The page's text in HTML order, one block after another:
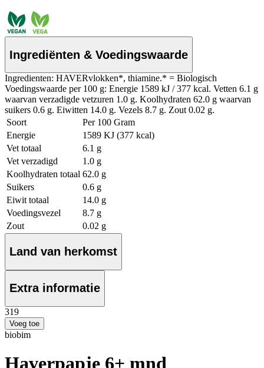
Ingrediënten & Voedingswaarde
Ingredienten: HAVERvlokken*, thiamine.* = Biologisch
Voedingswaarde per 100 g: Energie 1589 kJ / 377 kcal. Vetten 6.1 g
waarvan verzadigde vetzuren 1.0 g. Koolhydraten 62.0 g waarvan
suikers 0.6 g. Eiwitten 14.0 g. Vezels 8.7 g. Zout 0.02 g.
Soort
Per 100 Gram
Energie
1589 KJ (377 kcal)
Vet totaal
6.1 g
Vet verzadigd
1.0 g
Koolhydraten totaal 62.0 g
Suikers
0.6 g
Eiwit totaal
14.0 g
Voedingsvezel
8.7 g
Zout
0.02 g
Land van herkomst
Extra informatie
319
Voeg toe
biobim
Haverpapje 6+ mnd